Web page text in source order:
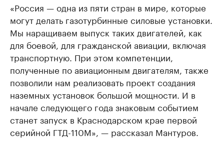
«Россия — одна из пяти стран в мире, которые
могут делать газотурбинные силовые установки.
Мы наращиваем выпуск таких двигателей, как
для боевой, для гражданской авиации, включая
транспортную. При этом компетенции,
полученные по авиационным двигателям, также
позволили нам реализовать проект создания
наземных установок большой мощности. И в
начале следующего года знаковым событием
станет запуск в Краснодарском крае первой
серийной ГТД-110М», — рассказал Мантуров.